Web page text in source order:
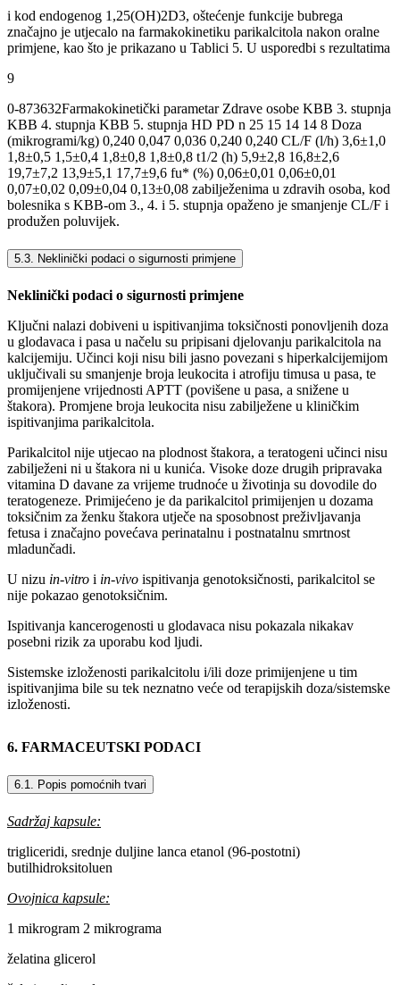
i kod endogenog 1,25(OH)2D3, oštećenje funkcije bubrega
značajno je utjecalo na farmakokinetiku parikalcitola nakon oralne
primjene, kao što je prikazano u Tablici 5. U usporedbi s rezultatima
9
0-873632Farmakokinetički parametar Zdrave osobe KBB 3. stupnja
KBB 4. stupnja KBB 5. stupnja HD PD n 25 15 14 14 8 Doza
(mikrogrami/kg) 0,240 0,047 0,036 0,240 0,240 CL/F (l/h) 3,6±1,0
1,8±0,5 1,5±0,4 1,8±0,8 1,8±0,8 t1/2 (h) 5,9±2,8 16,8±2,6
19,7±7,2 13,9±5,1 17,7±9,6 fu* (%) 0,06±0,01 0,06±0,01
0,07±0,02 0,09±0,04 0,13±0,08 zabilježenima u zdravih osoba, kod
bolesnika s KBB-om 3., 4. i 5. stupnja opaženo je smanjenje CL/F i
produžen poluvijek.
5.3. Neklinički podaci o sigurnosti primjene
Neklinički podaci o sigurnosti primjene
Ključni nalazi dobiveni u ispitivanjima toksičnosti ponovljenih doza
u glodavaca i pasa u načelu su pripisani djelovanju parikalcitola na
kalcijemiju. Učinci koji nisu bili jasno povezani s hiperkalcijemijom
uključivali su smanjenje broja leukocita i atrofiju timusa u pasa, te
promijenjene vrijednosti APTT (povišene u pasa, a snižene u
štakora). Promjene broja leukocita nisu zabilježene u kliničkim
ispitivanjima parikalcitola.
Parikalcitol nije utjecao na plodnost štakora, a teratogeni učinci nisu
zabilježeni ni u štakora ni u kunića. Visoke doze drugih pripravaka
vitamina D davane za vrijeme trudnoće u životinja su dovodile do
teratogeneze. Primijećeno je da parikalcitol primijenjen u dozama
toksičnim za ženku štakora utječe na sposobnost preživljavanja
fetusa i značajno povećava perinatalnu i postnatalnu smrtnost
mladunčadi.
U nizu in-vitro i in-vivo ispitivanja genotoksičnosti, parikalcitol se
nije pokazao genotoksičnim.
Ispitivanja kancerogenosti u glodavaca nisu pokazala nikakav
posebni rizik za uporabu kod ljudi.
Sistemske izloženosti parikalcitolu i/ili doze primijenjene u tim
ispitivanjima bile su tek neznatno veće od terapijskih doza/sistemske
izloženosti.
6. FARMACEUTSKI PODACI
6.1. Popis pomoćnih tvari
Sadržaj kapsule:
trigliceridi, srednje duljine lanca etanol (96-postotni)
butilhidroksitoluen
Ovojnica kapsule:
1 mikrogram 2 mikrograma
želatina glicerol